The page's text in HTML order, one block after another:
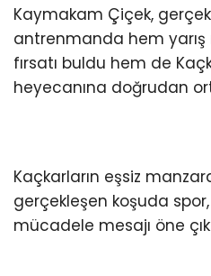
Kaymakam Çiçek,
antrenmanda hem yarış
fırsatı buldu hem de
heyecanına doğrudan
Kaçkarların eşsiz
gerçekleşen koşuda
mücadele mesajı öne